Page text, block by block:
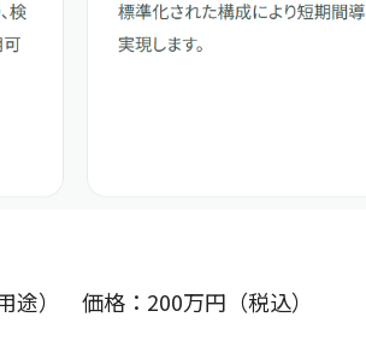
途） 価格：200万円（税込）